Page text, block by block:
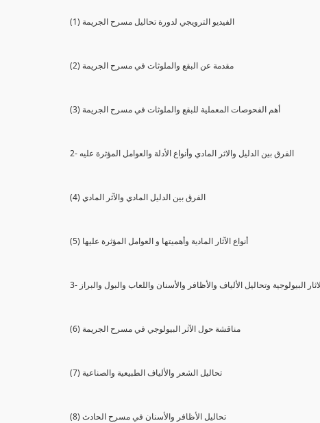
(1) الفيديو الترويجي لدورة تحاليل مسرح الجريمة
(2) مقدمة عن البقع والملوثات في مسرح الجريمة
(3) أهم الفحوصات المعملية للبقع والملوثات في مسرح الجريمة
2- الفرق بين الدليل والاثر المادي وأنواع الأدلة والعوامل المؤثرة عليه
(4) الفرق بين الدليل المادي والآثر المادي
(5) أنواع الآثار المادية وأهميتها و العوامل المؤثرة عليها
البيولوجية وتحاليل الألياف والأظافر والأسنان واللعاب والبول والبراز
(6) مناقشة حول الآثر البيولوجي في مسرح الجريمة
(7) تحاليل الشعر والألياف الطبيعية والصناعية
(8) تحاليل الأظافر والأسنان في مسرح الحادث